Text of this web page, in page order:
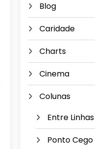
Blog
Caridade
Charts
Cinema
Colunas
Entre Linhas
Ponto Cego